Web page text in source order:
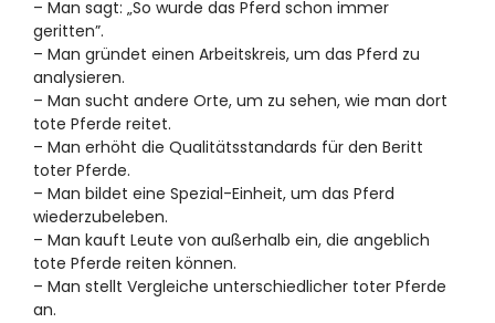
– Man sagt: „So wurde das Pferd schon immer
geritten”.
– Man gründet einen Arbeitskreis, um das Pferd zu
analysieren.
– Man sucht andere Orte, um zu sehen, wie man dort
tote Pferde reitet.
– Man erhöht die Qualitätsstandards für den Beritt
toter Pferde.
– Man bildet eine Spezial-Einheit, um das Pferd
wiederzubeleben.
– Man kauft Leute von außerhalb ein, die angeblich
tote Pferde reiten können.
– Man stellt Vergleiche unterschiedlicher toter Pferde
an.